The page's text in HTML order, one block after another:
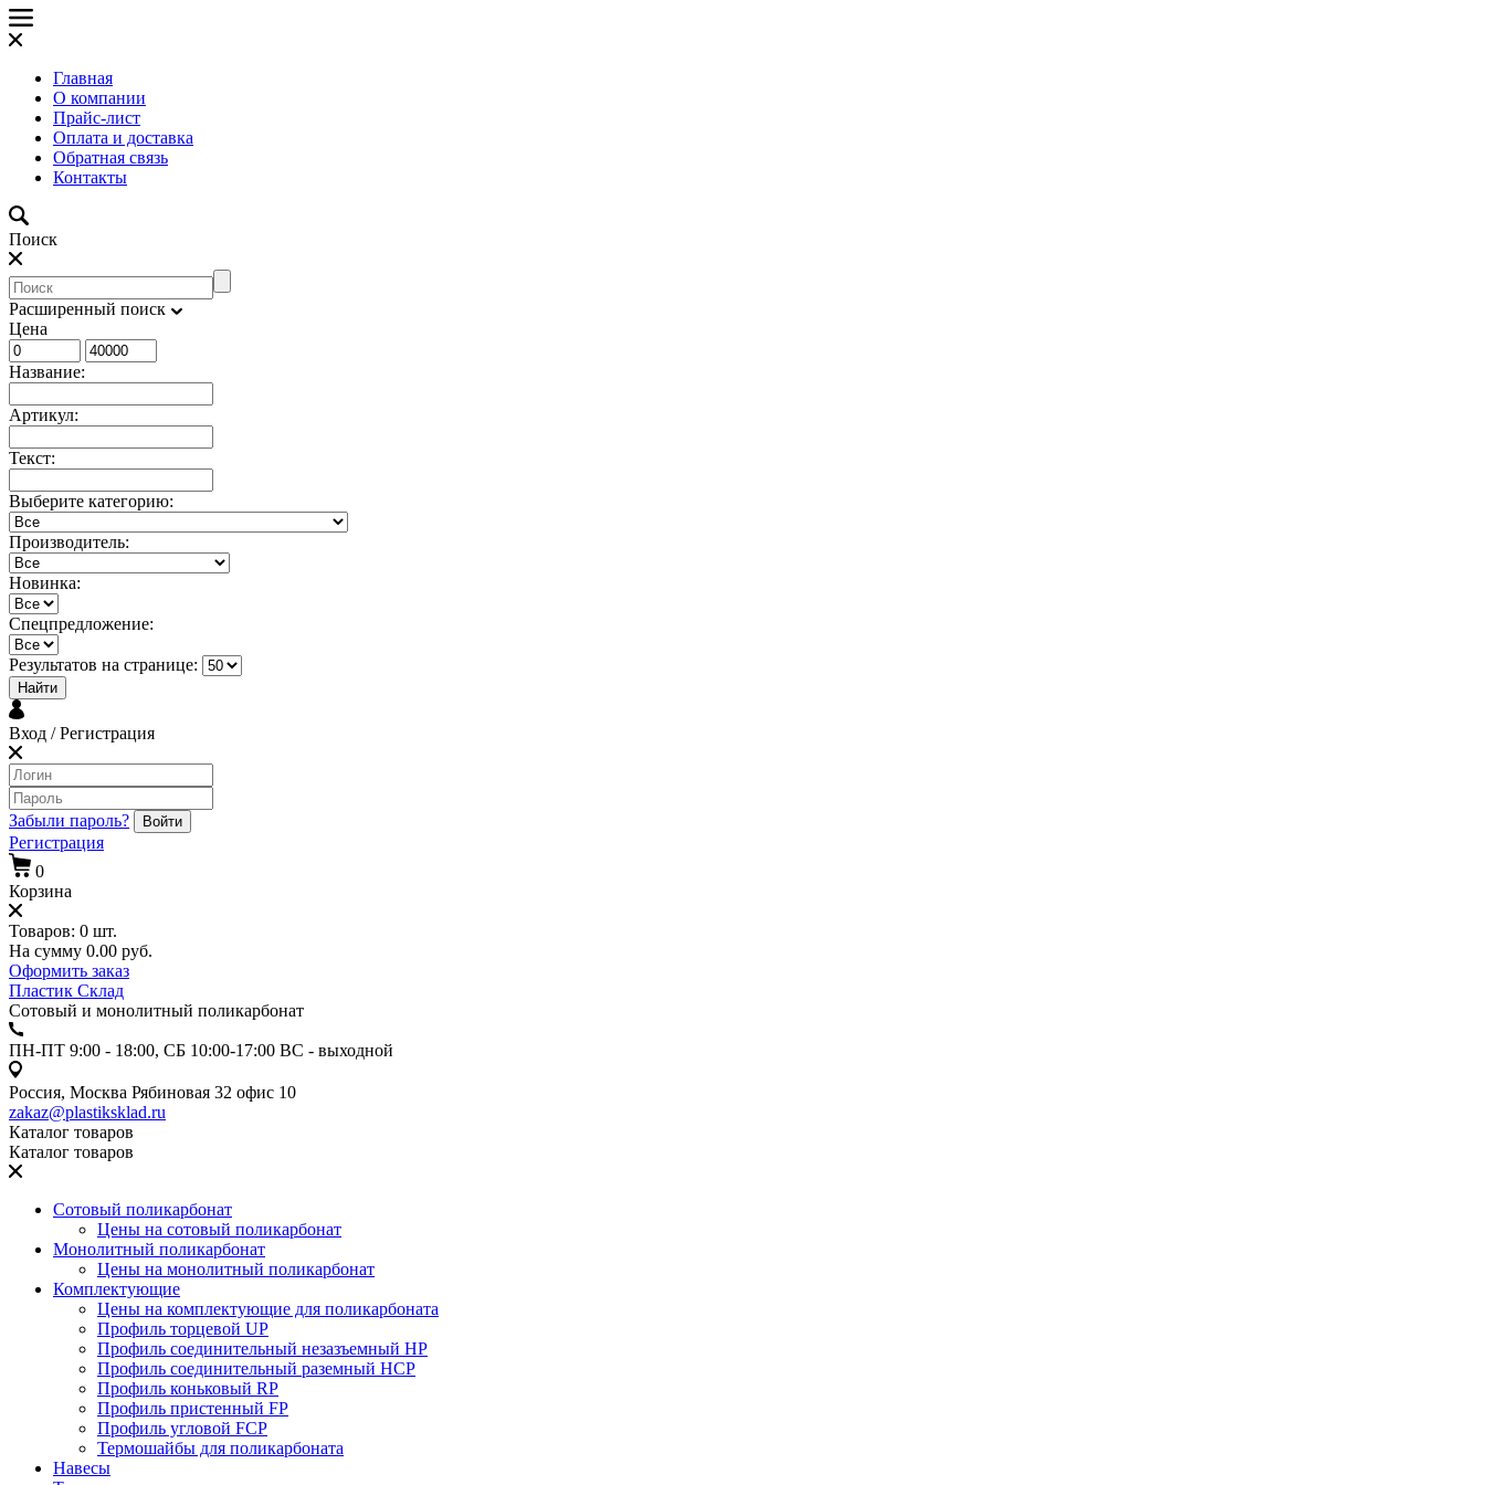
Главная
О компании
Прайс-лист
Оплата и доставка
Обратная связь
Контакты
Поиск
Расширенный поиск
Цена
Название:
Артикул:
Текст:
Выберите категорию:
Производитель:
Новинка:
Спецпредложение:
Результатов на странице:
Найти
Вход / Регистрация
Забыли пароль? Войти
Регистрация
0
Корзина
Товаров: 0 шт.
На сумму 0.00 руб.
Оформить заказ
Пластик Склад
Сотовый и монолитный поликарбонат
ПН-ПТ 9:00 - 18:00, СБ 10:00-17:00 ВС - выходной
Россия, Москва Рябиновая 32 офис 10
zakaz@plastiksklad.ru
Каталог товаров
Каталог товаров
Сотовый поликарбонат
Цены на сотовый поликарбонат
Монолитный поликарбонат
Цены на монолитный поликарбонат
Комплектующие
Цены на комплектующие для поликарбоната
Профиль торцевой UP
Профиль соединительный незазъемный HP
Профиль соединительный раземный HCP
Профиль коньковый RP
Профиль пристенный FP
Профиль угловой FCP
Термошайбы для поликарбоната
Навесы